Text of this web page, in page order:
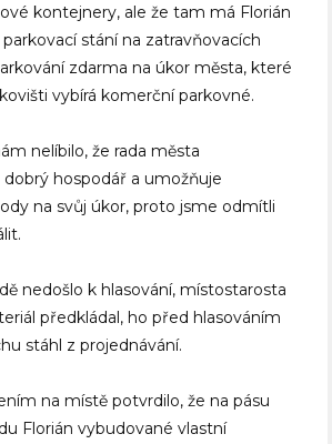
kontejnery, ale že tam má Florián
stání na zatravňovacích
zdarma na úkor města, které
vybírá komerční parkovné.
nelíbilo, že rada města
hospodář a umožňuje
na svůj úkor, proto jsme odmítli
nedošlo k hlasování, místostarosta
předkládal, ho před hlasováním
stáhl z projednávání.
na místě potvrdilo, že na pásu
Florián vybudované vlastní